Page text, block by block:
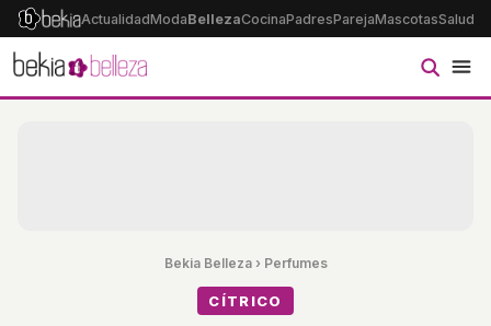
ActualidadModaBellezaCocinaPadresParejaMascotasSalud
Bekia Belleza› Perfumes
CÍTRICO